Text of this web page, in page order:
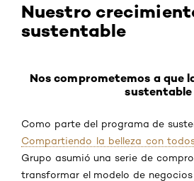
Nuestro
sustentable
Nos comprometemos a que
sustentable
Como parte del programa de
Compartiendo la belleza con
Grupo asumió una serie de
transformar el modelo de